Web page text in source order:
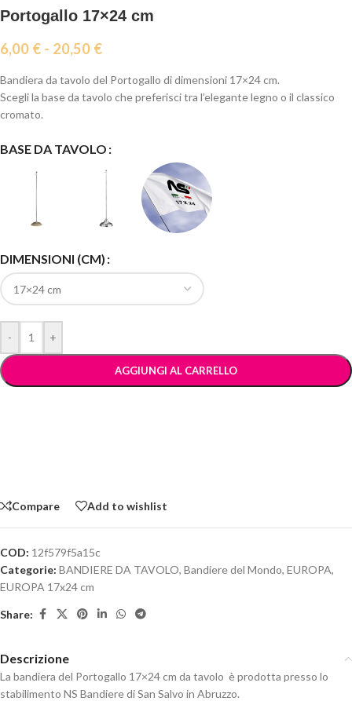
Portogallo 17×24 cm
6,00 € - 20,50 €
Bandiera da tavolo del Portogallo di dimensioni 17×24 cm.
Scegli la base da tavolo che preferisci tra l’elegante legno o il classico
cromato.
BASE DA TAVOLO
DIMENSIONI (CM)
- +
AGGIUNGI AL CARRELLO
Compare Add to wishlist
COD: 12f579f5a15c
Categorie: BANDIERE DA TAVOLO, Bandiere del Mondo, EUROPA,
EUROPA 17x24 cm
Share:
Descrizione
La bandiera del Portogallo 17×24 cm da tavolo è prodotta presso lo
stabilimento NS Bandiere di San Salvo in Abruzzo.